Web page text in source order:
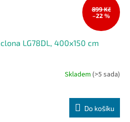
899 Kč
–22 %
LG78DL, 400x150 cm
Skladem(>5 sada)
Do košíku